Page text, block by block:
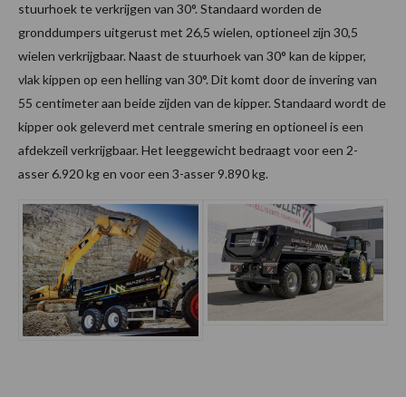
stuurhoek te verkrijgen van 30°. Standaard worden de
gronddumpers uitgerust met 26,5 wielen, optioneel zijn 30,5
wielen verkrijgbaar. Naast de stuurhoek van 30° kan de kipper,
vlak kippen op een helling van 30°. Dit komt door de invering van
55 centimeter aan beide zijden van de kipper. Standaard wordt de
kipper ook geleverd met centrale smering en optioneel is een
afdekzeil verkrijgbaar. Het leeggewicht bedraagt voor een 2-
asser 6.920 kg en voor een 3-asser 9.890 kg.